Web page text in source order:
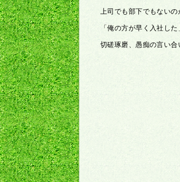
上司でも部下でもない
「俺の方が早く入社し
切磋琢磨、愚痴の言い